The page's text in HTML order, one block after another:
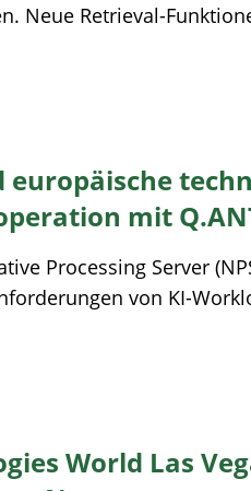
Neue Retrieval-
mit
Processing Server
von KI-
World Las